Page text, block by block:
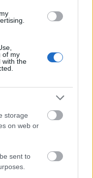
of my
with the
storage
on web or
sent to
závod „60“ –
– dorostenci
– juniorky
– dorostenky